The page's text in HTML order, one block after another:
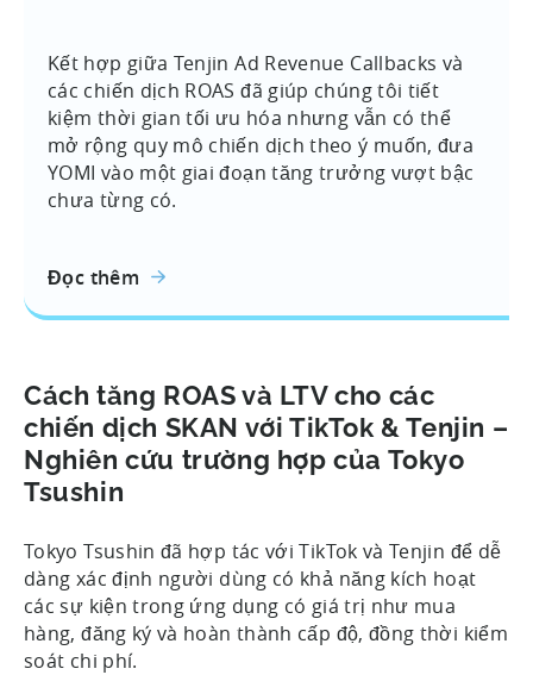
Kết hợp giữa Tenjin Ad Revenue Callbacks và
các chiến dịch ROAS đã giúp chúng tôi tiết
kiệm thời gian tối ưu hóa nhưng vẫn có thể
mở rộng quy mô chiến dịch theo ý muốn, đưa
YOMI vào một giai đoạn tăng trưởng vượt bậc
chưa từng có.
Đọc thêm
Cách tăng ROAS và LTV cho các
chiến dịch SKAN với TikTok & Tenjin –
Nghiên cứu trường hợp của Tokyo
Tsushin
Tokyo Tsushin đã hợp tác với TikTok và Tenjin để dễ
dàng xác định người dùng có khả năng kích hoạt
các sự kiện trong ứng dụng có giá trị như mua
hàng, đăng ký và hoàn thành cấp độ, đồng thời kiểm
soát chi phí.